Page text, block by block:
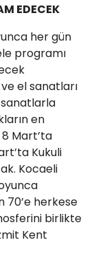
EDECEK
her gün
programı
el sanatları
sanatlarla
en
Mart’ta
Kukuli
Kocaeli
70’e herkese
birlikte
Kent